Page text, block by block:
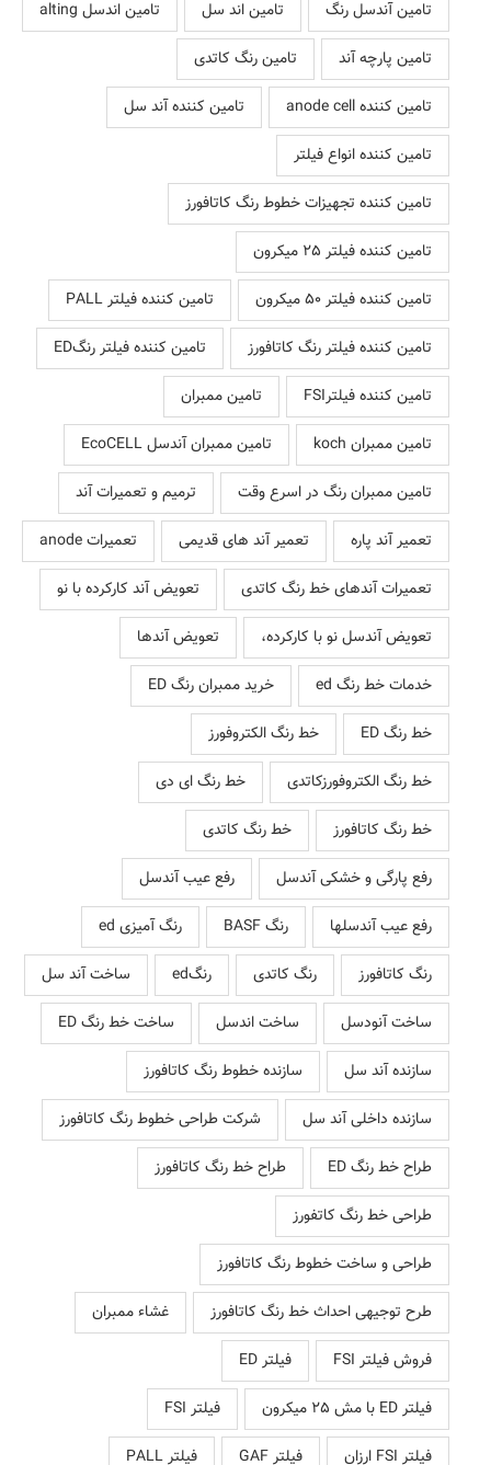
تامین آندسل رنگ
تامین اند سل
تامین اندسل alting
تامین پارچه آند
تامین رنگ کاتدی
تامین کننده anode cell
تامین کننده آند سل
تامین کننده انواع فیلتر
تامین کننده تجهیزات خطوط رنگ کاتافورز
تامین کننده فیلتر 25 میکرون
تامین کننده فیلتر 50 میکرون
تامین کننده فیلتر PALL
تامین کننده فیلتر رنگ کاتافورز
تامین کننده فیلتر رنگED
تامین کننده فیلترFSI
تامین ممبران
تامین ممبران koch
تامین ممبران آندسل EcoCELL
تامین ممبران رنگ در اسرع وقت
ترمیم و تعمیرات آند
تعمیر آند پاره
تعمیر آند های قدیمی
تعمیرات anode
تعمیرات آندهای خط رنگ کاتدی
تعویض آند کارکرده با نو
تعویض آندسل نو با کارکرده،
تعویض آندها
خدمات خط رنگ ed
خرید ممبران رنگ ED
خط رنگ ED
خط رنگ الکتروفورز
خط رنگ الکتروفورزکاتدی
خط رنگ ای دی
خط رنگ کاتافورز
خط رنگ کاتدی
رفع پارگی و خشکی آندسل
رفع عیب آندسل
رفع عیب آندسلها
رنگ BASF
رنگ آمیزی ed
رنگ کاتافورز
رنگ کاتدی رنگed
ساخت آند سل
ساخت آنودسل
ساخت اندسل
ساخت خط رنگ ED
سازنده آند سل
سازنده خطوط رنگ کاتافورز
سازنده داخلی آند سل
شرکت طراحی خطوط رنگ کاتافورز
طراح خط رنگ ED
طراح خط رنگ کاتافورز
طراحی خط رنگ کاتفورز
طراحی و ساخت خطوط رنگ کاتافورز
طرح توجیهی احداث خط رنگ کاتافورز
غشاء ممبران
فروش فیلتر FSI
فیلتر ED
فیلتر ED با مش 25 میکرون
فیلتر FSI
فیلتر FSI ارزان
فیلتر GAF فیلتر PALL